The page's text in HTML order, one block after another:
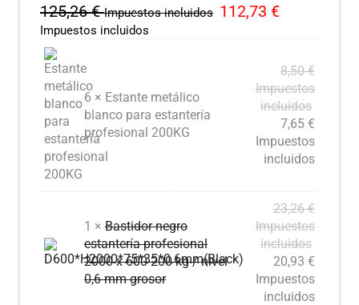
125,26€ Impuestos incluidos 112,73 €
Impuestos incluidos
6 × Estante metálico
blanco para estantería
profesional 200KG
8,50€
Impuestos
incluidos
7,65 €
Impuestos
incluidos
1 × Bastidor negro
estantería profesional
2000 x 600 200 kg / nivel
0,6 mm grosor
23,26€
Impuestos
incluidos
20,93 €
Impuestos
incluidos